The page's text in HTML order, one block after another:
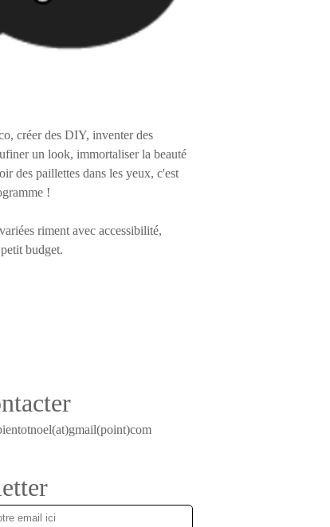
créer des DIY, inventer des
un look, immortaliser la beauté
des paillettes dans les yeux, c'est
!
riment avec accessibilité,
budget.